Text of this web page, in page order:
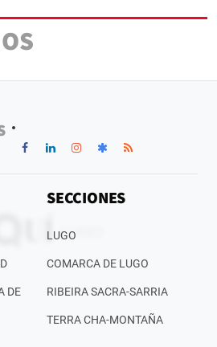
DE
SECCIONES
LUGO
COMARCA DE LUGO
RIBEIRA SACRA-SARRIA
TERRA CHA-MONTAÑA